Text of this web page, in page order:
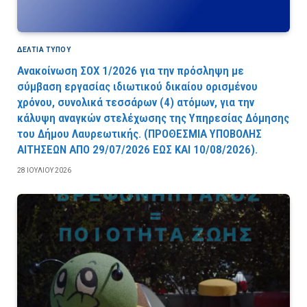
ΔΕΛΤΙΑ ΤΥΠΟΥ
Ανακοίνωση ΣΟΧ 1/2026 για την πρόσληψη με
σύμβαση εργασίας ιδιωτικού δικαίου ορισμένου
χρόνου, συνολικά τεσσάρων (4) ατόμων, για την
κάλυψη αναγκών στελέχωσης της Υπηρεσίας Δόμησης
του Δήμου Λαυρεωτικής. (ΠPOΘEΣMIA YΠOBOΛHΣ
AITHΣEΩN AΠO 29/07/2026 EΩΣ KAI 10/08/2026).
28 ΙΟΥΛΊΟΥ 2026